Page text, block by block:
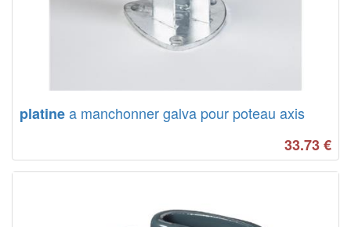
platinea manchonner galva pour poteau axis
33.73€